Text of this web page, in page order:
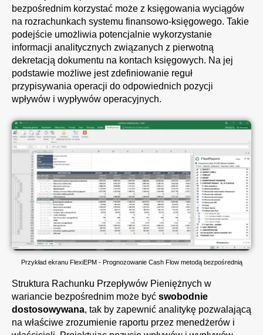
bezpośrednim korzystać może z księgowania wyciągów
na rozrachunkach systemu finansowo-księgowego. Takie
podejście umożliwia potencjalnie wykorzystanie
informacji analitycznych związanych z pierwotną
dekretacją dokumentu na kontach księgowych. Na jej
podstawie możliwe jest zdefiniowanie reguł
przypisywania operacji do odpowiednich pozycji
wpływów i wypływów operacyjnych.
Przykład ekranu FlexiEPM - Prognozowanie Cash Flow metodą bezpośrednią
Struktura Rachunku Przepływów Pieniężnych w
wariancie bezpośrednim może być swobodnie
dostosowywana, tak by zapewnić analitykę pozwalającą
na właściwe zrozumienie raportu przez menedżerów i